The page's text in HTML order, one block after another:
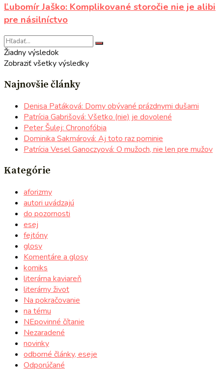
Ľubomír Jaško: Komplikované storočie nie je alibi
pre násilníctvo
Žiadny výsledok
Zobraziť všetky výsledky
Najnovšie články
Denisa Patáková: Domy obývané prázdnymi dušami
Patrícia Gabrišová: Všetko (nie) je dovolené
Peter Šulej: Chronofóbia
Dominika Sakmárová: Aj toto raz pominie
Patrícia Vesel Ganoczyová: O mužoch, nie len pre mužov
Kategórie
aforizmy
autori uvádzajú
do pozornosti
esej
fejtóny
glosy
Komentáre a glosy
komiks
literárna kaviareň
literárny život
Na pokračovanie
na tému
NEpovinné čítanie
Nezaradené
novinky
odborné články, eseje
Odporúčané